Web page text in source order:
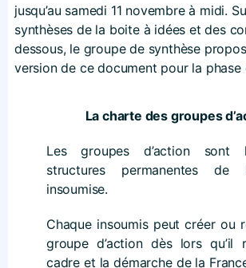
jusqu’au samedi 11 novembre à midi.
synthèses de la boite à idées et des
dessous, le groupe de synthèse
version de ce document pour la
La charte des groupes
Les groupes d’action sont
structures permanentes de
insoumise.
Chaque insoumis peut créer ou
groupe d’action dès lors qu’il
cadre et la démarche de la